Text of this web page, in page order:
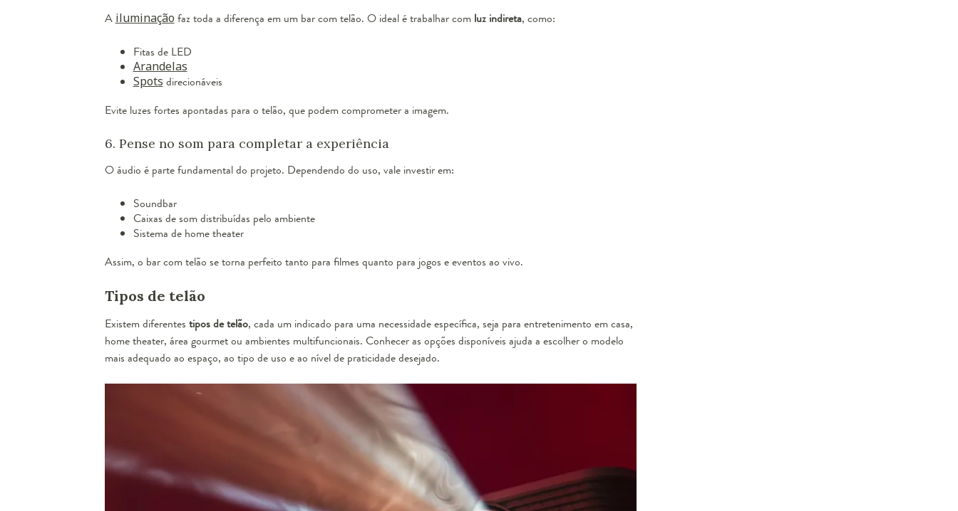
A iluminação faz toda a diferença em um bar com telão. O ideal é trabalhar com luz indireta, como:
Fitas de LED
Arandelas
Spots direcionáveis
Evite luzes fortes apontadas para o telão, que podem comprometer a imagem.
6. Pense no som para completar a experiência
O áudio é parte fundamental do projeto. Dependendo do uso, vale investir em:
Soundbar
Caixas de som distribuídas pelo ambiente
Sistema de home theater
Assim, o bar com telão se torna perfeito tanto para filmes quanto para jogos e eventos ao vivo.
Tipos de telão
Existem diferentes tipos de telão, cada um indicado para uma necessidade específica, seja para entretenimento em casa,
home theater, área gourmet ou ambientes multifuncionais. Conhecer as opções disponíveis ajuda a escolher o modelo
mais adequado ao espaço, ao tipo de uso e ao nível de praticidade desejado.